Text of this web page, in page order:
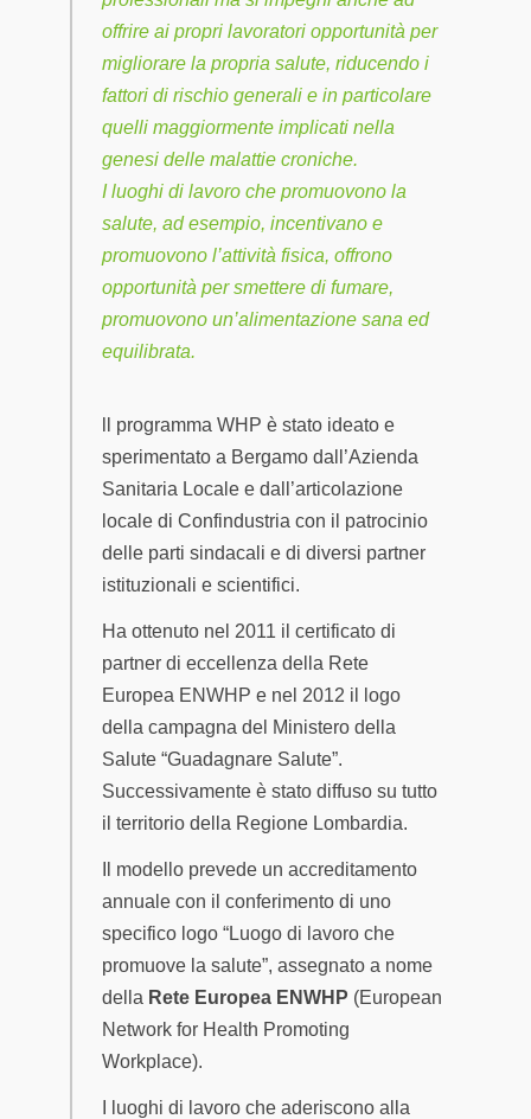
offrire ai propri lavoratori opportunità per
migliorare la propria salute, riducendo i
fattori di rischio generali e in particolare
quelli maggiormente implicati nella
genesi delle malattie croniche.
I luoghi di lavoro che promuovono la
salute, ad esempio, incentivano e
promuovono l’attività fisica, offrono
opportunità per smettere di fumare,
promuovono un’alimentazione sana ed
equilibrata.
ll programma WHP è stato ideato e
sperimentato a Bergamo dall’Azienda
Sanitaria Locale e dall’articolazione
locale di Confindustria con il patrocinio
delle parti sindacali e di diversi partner
istituzionali e scientifici.
Ha ottenuto nel 2011 il certificato di
partner di eccellenza della Rete
Europea ENWHP e nel 2012 il logo
della campagna del Ministero della
Salute “Guadagnare Salute”.
Successivamente è stato diffuso su tutto
il territorio della Regione Lombardia.
Il modello prevede un accreditamento
annuale con il conferimento di uno
specifico logo “Luogo di lavoro che
promuove la salute”, assegnato a nome
della Rete Europea ENWHP (European
Network for Health Promoting
Workplace).
I luoghi di lavoro che aderiscono alla